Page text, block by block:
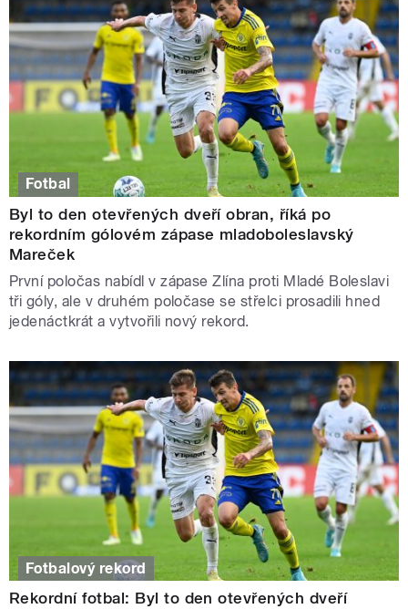
Fotbal
Byl to den otevřených dveří obran, říká po
rekordním gólovém zápase mladoboleslavský
Mareček
První poločas nabídl v zápase Zlína proti Mladé Boleslavi
tři góly, ale v druhém poločase se střelci prosadili hned
jedenáctkrát a vytvořili nový rekord.
Fotbalový rekord
Rekordní fotbal: Byl to den otevřených dveří